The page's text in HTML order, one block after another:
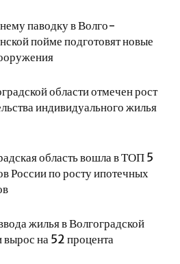
паводку в Волго-
пойме подготовят новые
области отмечен рост
индивидуального жилья
область вошла в ТОП 5
России по росту ипотечных
жилья в Волгоградской
вырос на 52 процента